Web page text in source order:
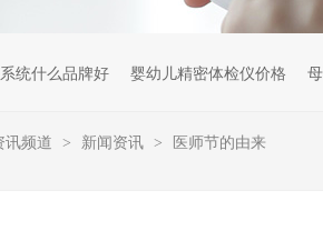
统什么品牌好 婴幼儿精密体检仪价格
讯频道 > 新闻资讯 > 医师节的由来